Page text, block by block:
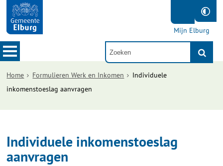
Mijn Elburg
Home Formulieren Werk en Inkomen
Individuele
inkomenstoeslag aanvragen
Individuele inkomenstoeslag
aanvragen